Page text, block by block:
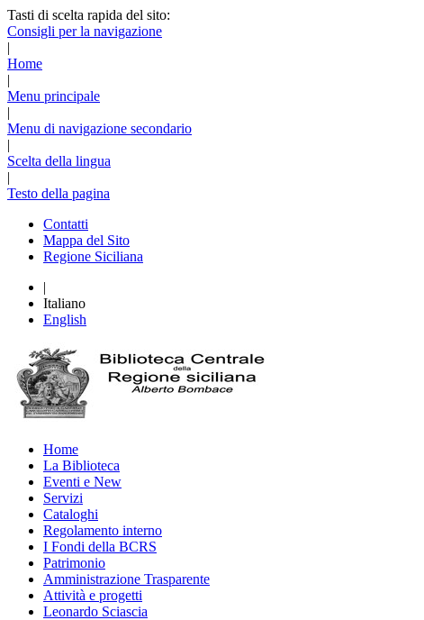
Tasti di scelta rapida del sito:
Consigli per la navigazione
|
Home
|
Menu principale
|
Menu di navigazione secondario
|
Scelta della lingua
|
Testo della pagina
Contatti
Mappa del Sito
Regione Siciliana
|
Italiano
English
Home
La Biblioteca
Eventi e New
Servizi
Cataloghi
Regolamento interno
I Fondi della BCRS
Patrimonio
Amministrazione Trasparente
Attività e progetti
Leonardo Sciascia